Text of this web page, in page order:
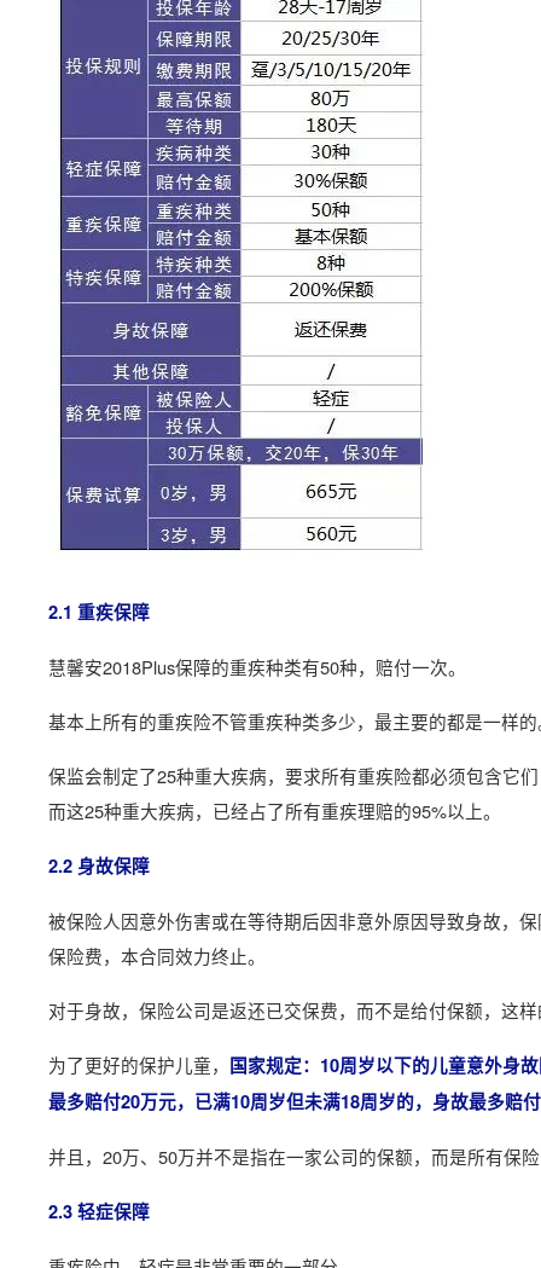
2.1 重疾保障
慧馨安2018Plus保障的重疾种类有50种，赔付一次。
基本上所有的重疾险不管重疾种类多少，最主要的都是一样
保监会制定了25种重大疾病，要求所有重疾险都必须包含它
而这25种重大疾病，已经占了所有重疾理赔的95%以上。
2.2 身故保障
被保险人因意外伤害或在等待期后因非意外原因导致身故，
保险费，本合同效力终止。
对于身故，保险公司是返还已交保费，而不是给付保额，这
为了更好的保护儿童， 国家规定：10周岁以下的儿童意外身
最多赔付20万元，已满10周岁但未满18周岁的，身故最多赔
并且，20万、50万并不是指在一家公司的保额，而是所有保
2.3 轻症保障